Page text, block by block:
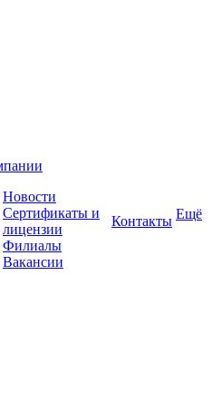
Новости
Сертификаты и
лицензии
Филиалы
Вакансии
Контакты Ещё